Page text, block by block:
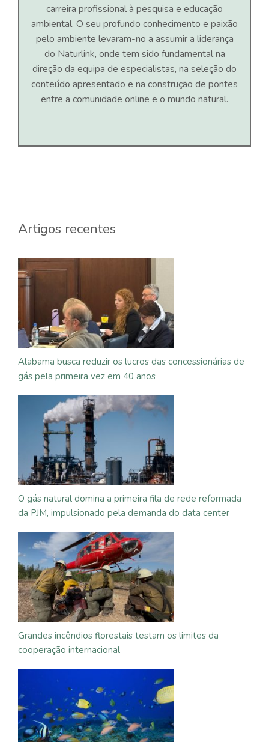
carreira profissional à pesquisa e educação
ambiental. O seu profundo conhecimento e paixão
pelo ambiente levaram-no a assumir a liderança
do Naturlink, onde tem sido fundamental na
direção da equipa de especialistas, na seleção do
conteúdo apresentado e na construção de pontes
entre a comunidade online e o mundo natural.
Artigos recentes
Alabama busca reduzir os lucros das concessionárias de
gás pela primeira vez em 40 anos
O gás natural domina a primeira fila de rede reformada
da PJM, impulsionado pela demanda do data center
Grandes incêndios florestais testam os limites da
cooperação internacional